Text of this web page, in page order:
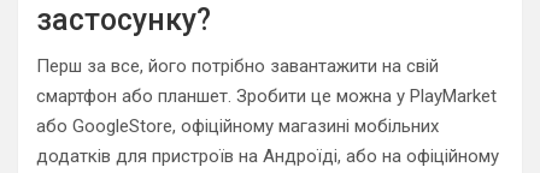
застосунку?
Перш за все, його потрібно завантажити на свій
смартфон або планшет. Зробити це можна у PlayMarket
або GoogleStore, офіційному магазині мобільних
додатків для пристроїв на Андроїді, або на офіційному